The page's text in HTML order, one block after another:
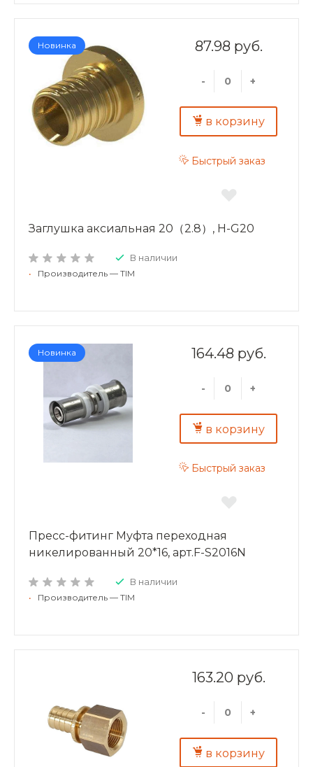
Новинка 87.98 руб.
- +
в корзину
Быстрый заказ
Заглушка аксиальная 20（2.8）, H-G20
В наличии
• Производитель — TIM
Новинка 164.48 руб.
- +
в корзину
Быстрый заказ
Пресс-фитинг Муфта переходная
никелированный 20*16, арт.F-S2016N
В наличии
• Производитель — TIM
163.20 руб.
- +
в корзину